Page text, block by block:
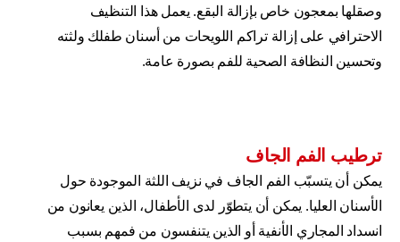
وصقلها بمعجون خاص بإزالة البقع. يعمل هذا التنظيف
الاحترافي على إزالة تراكم اللويحات من أسنان طفلك ولثته
وتحسين النظافة الصحية للفم بصورة عامة.
ترطيب الفم الجاف
يمكن أن يتسبّب الفم الجاف في نزيف اللثة الموجودة حول
الأسنان العليا. يمكن أن يتطوّر لدى الأطفال، الذين يعانون من
انسداد المجاري الأنفية أو الذين يتنفسون من فمهم بسبب